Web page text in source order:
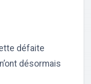
défaite
désormais